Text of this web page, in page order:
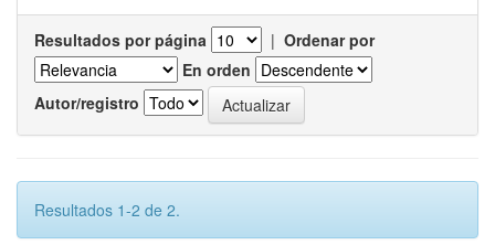
Resultados por página | Ordenar por
En orden
Autor/registro
Resultados 1-2 de 2.